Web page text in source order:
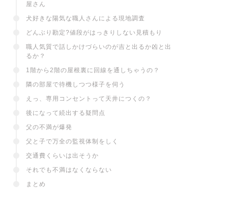
屋さん
犬好きな陽気な職人さんによる現地調査
どんぶり勘定?値段がはっきりしない見積もり
職人気質で話しかけづらいのが吉と出るか凶と出
るか？
1階から2階の屋根裏に回線を通しちゃうの？
隣の部屋で待機しつつ様子を伺う
えっ、専用コンセントって天井につくの？
後になって続出する疑問点
父の不満が爆発
父と子で万全の監視体制をしく
交通費くらいは出そうか
それでも不満はなくならない
まとめ